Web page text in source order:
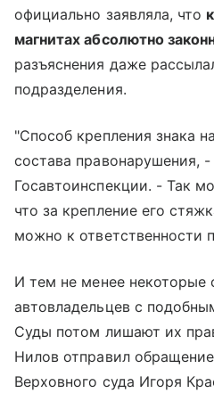
официально заявляла, что
магнитах абсолютно
разъяснения даже
подразделения.
"Способ крепления знака
состава правонарушения,
Госавтоинспекции. - Так
что за крепление его
можно к ответственности
И тем не менее некоторые
автовладельцев с
Суды потом лишают их
Нилов отправил
Верховного суда Игоря